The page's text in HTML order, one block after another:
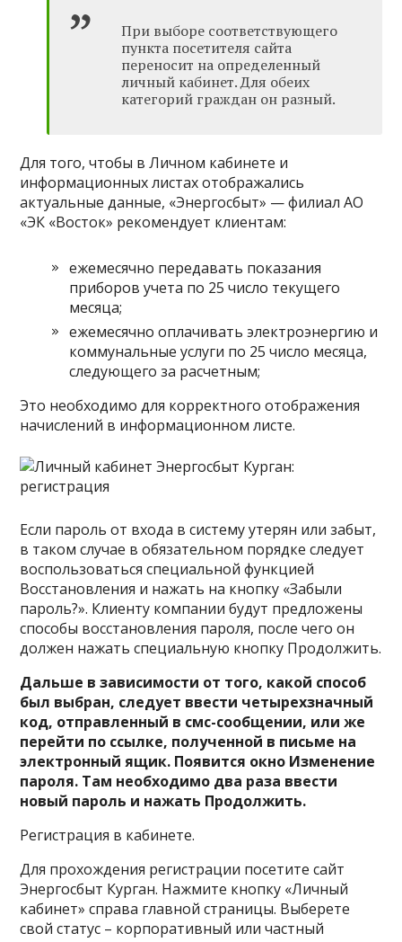
При выборе соответствующего
пункта посетителя сайта
переносит на определенный
личный кабинет. Для обеих
категорий граждан он разный.
Для того, чтобы в Личном кабинете и
информационных листах отображались
актуальные данные, «Энергосбыт» — филиал АО
«ЭК «Восток» рекомендует клиентам:
ежемесячно передавать показания
приборов учета по 25 число текущего
месяца;
ежемесячно оплачивать электроэнергию и
коммунальные услуги по 25 число месяца,
следующего за расчетным;
Это необходимо для корректного отображения
начислений в информационном листе.
Если пароль от входа в систему утерян или забыт,
в таком случае в обязательном порядке следует
воспользоваться специальной функцией
Восстановления и нажать на кнопку «Забыли
пароль?». Клиенту компании будут предложены
способы восстановления пароля, после чего он
должен нажать специальную кнопку Продолжить.
Дальше в зависимости от того, какой способ
был выбран, следует ввести четырехзначный
код, отправленный в смс-сообщении, или же
перейти по ссылке, полученной в письме на
электронный ящик. Появится окно Изменение
пароля. Там необходимо два раза ввести
новый пароль и нажать Продолжить.
Регистрация в кабинете.
Для прохождения регистрации посетите сайт
Энергосбыт Курган. Нажмите кнопку «Личный
кабинет» справа главной страницы. Выберете
свой статус – корпоративный или частный